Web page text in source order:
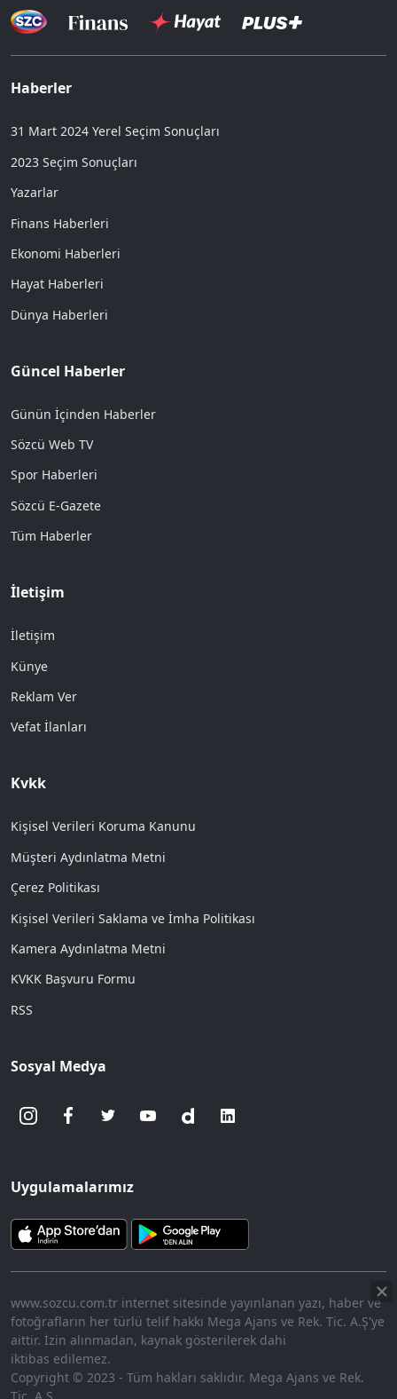
Haberler
31 Mart 2024 Yerel Seçim Sonuçları
2023 Seçim Sonuçları
Yazarlar
Finans Haberleri
Ekonomi Haberleri
Hayat Haberleri
Dünya Haberleri
Güncel Haberler
Günün İçinden Haberler
Sözcü Web TV
Spor Haberleri
Sözcü E-Gazete
Tüm Haberler
İletişim
İletişim
Künye
Reklam Ver
Vefat İlanları
Kvkk
Kişisel Verileri Koruma Kanunu
Müşteri Aydınlatma Metni
Çerez Politikası
Kişisel Verileri Saklama ve İmha Politikası
Kamera Aydınlatma Metni
KVKK Başvuru Formu
RSS
Sosyal Medya
Uygulamalarımız
www.sozcu.com.tr internet sitesinde yayınlanan yazı, haber ve
fotoğrafların her türlü telif hakkı Mega Ajans ve Rek. Tic. A.Ş'ye
aittir. İzin alınmadan, kaynak gösterilerek dahi
iktibas edilemez.
Copyright © 2023 - Tüm hakları saklıdır. Mega Ajans ve Rek.